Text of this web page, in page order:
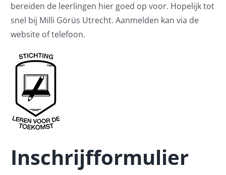
bereiden de leerlingen hier goed op voor. Hopelijk tot
snel bij Milli Görüs Utrecht. Aanmelden kan via de
website of telefoon.
Inschrijfformulier